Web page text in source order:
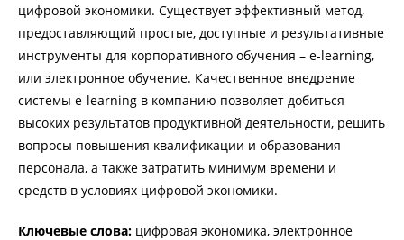
цифровой экономики. Существует эффективный метод,
предоставляющий простые, доступные и результативные
инструменты для корпоративного обучения – e-learning,
или электронное обучение. Качественное внедрение
системы e-learning в компанию позволяет добиться
высоких результатов продуктивной деятельности, решить
вопросы повышения квалификации и образования
персонала, а также затратить минимум времени и
средств в условиях цифровой экономики.
Ключевые слова: цифровая экономика, электронное